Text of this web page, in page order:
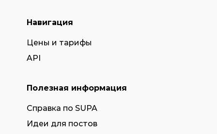
Навигация
Цены и тарифы
API
Полезная информация
Справка по SUPA
Идеи для постов